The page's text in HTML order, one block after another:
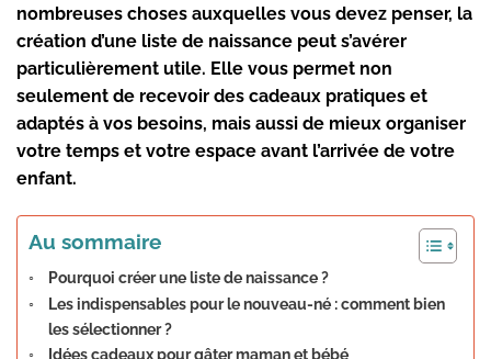
nombreuses choses auxquelles vous devez penser, la
création d’une liste de naissance peut s’avérer
particulièrement utile. Elle vous permet non
seulement de recevoir des cadeaux pratiques et
adaptés à vos besoins, mais aussi de mieux organiser
votre temps et votre espace avant l’arrivée de votre
enfant.
Au sommaire
Pourquoi créer une liste de naissance ?
Les indispensables pour le nouveau-né : comment bien
les sélectionner ?
Idées cadeaux pour gâter maman et bébé